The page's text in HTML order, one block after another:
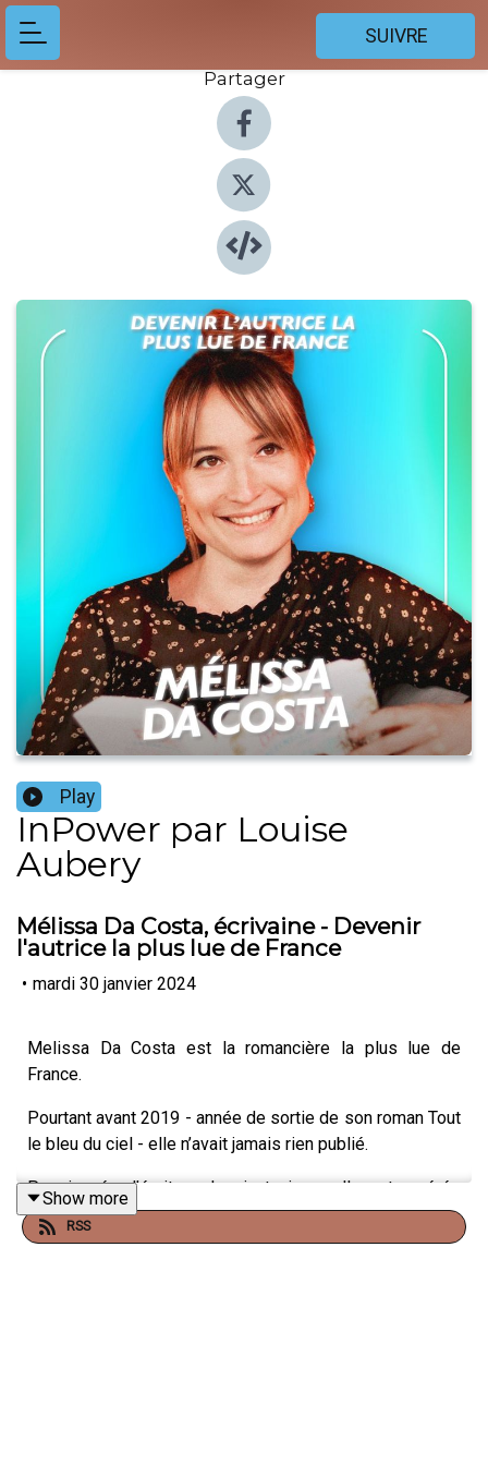
SUIVRE
Partager
Play
InPower par Louise
Aubery
Mélissa Da Costa, écrivaine - Devenir
l'autrice la plus lue de France
• mardi 30 janvier 2024
Melissa Da Costa est la romancière la plus lue de
France.
Pourtant avant 2019 - année de sortie de son roman Tout
le bleu du ciel - elle n’avait jamais rien publié.
Passionnée d’écriture depuis toujours elle est repérée
en ligne par une maison d’édition et se hisse en 4 ans
tout en haut du classement des auteurs les plus vendus
Show more
RSS